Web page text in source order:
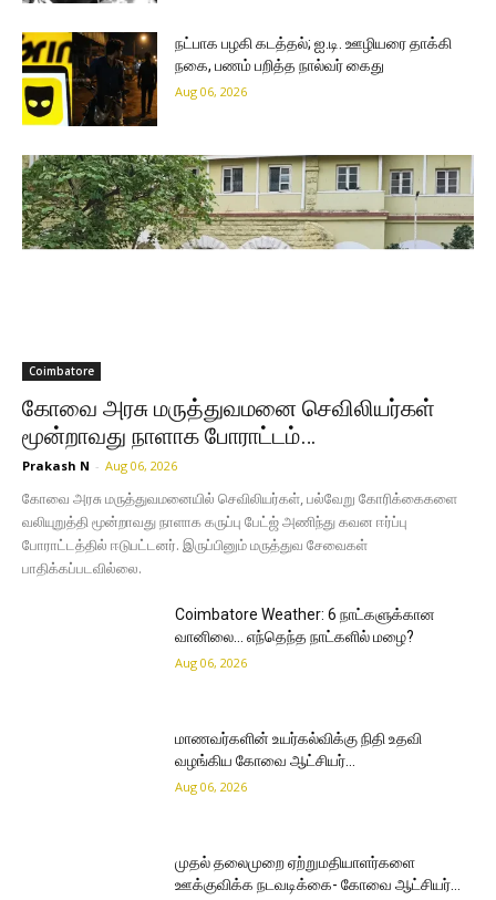
நட்பாக பழகி கடத்தல்; ஐ.டி. ஊழியரை தாக்கி
நகை, பணம் பறித்த நால்வர் கைது
Aug 06, 2026
Coimbatore
கோவை அரசு மருத்துவமனை செவிலியர்கள்
மூன்றாவது நாளாக போராட்டம்…
Prakash N - Aug 06, 2026
கோவை அரசு மருத்துவமனையில் செவிலியர்கள், பல்வேறு கோரிக்கைகளை
வலியுறுத்தி மூன்றாவது நாளாக கருப்பு பேட்ஜ் அணிந்து கவன ஈர்ப்பு
போராட்டத்தில் ஈடுபட்டனர். இருப்பினும் மருத்துவ சேவைகள்
பாதிக்கப்படவில்லை.
Coimbatore Weather: 6 நாட்களுக்கான
வானிலை… எந்தெந்த நாட்களில் மழை?
Aug 06, 2026
மாணவர்களின் உயர்கல்விக்கு நிதி உதவி
வழங்கிய கோவை ஆட்சியர்…
Aug 06, 2026
முதல் தலைமுறை ஏற்றுமதியாளர்களை
ஊக்குவிக்க நடவடிக்கை- கோவை ஆட்சியர்…